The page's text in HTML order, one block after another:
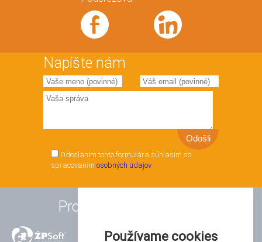
Napíšte nám
Odoslaním tohto formulára súhlasím so
spracovaním osobných údajov
Produkty a služby
Používame cookies